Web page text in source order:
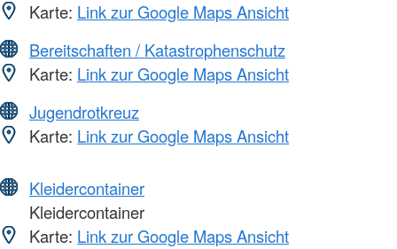
Karte: Link zur Google Maps Ansicht
Bereitschaften / Katastrophenschutz
Karte: Link zur Google Maps Ansicht
Jugendrotkreuz
Karte: Link zur Google Maps Ansicht
Kleidercontainer
Kleidercontainer
Karte: Link zur Google Maps Ansicht